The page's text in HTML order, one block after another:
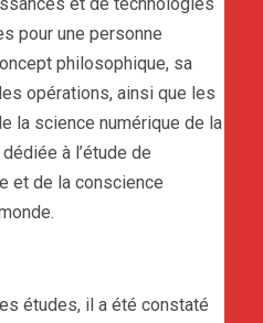
pour une personne
philosophique, sa
opérations, ainsi que les
la science numérique de la
à l’étude de
et de la conscience
études, il a été constaté